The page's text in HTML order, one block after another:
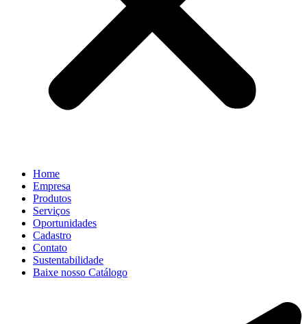
Home
Empresa
Produtos
Serviços
Oportunidades
Cadastro
Contato
Sustentabilidade
Baixe nosso Catálogo